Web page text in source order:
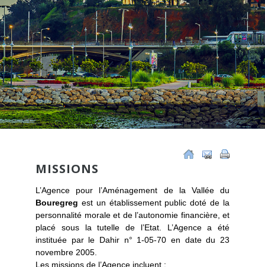
MISSIONS
L’Agence pour l’Aménagement de la Vallée du
Bouregreg est un établissement public doté de la
personnalité morale et de l’autonomie financière, et
placé sous la tutelle de l’Etat. L’Agence a été
instituée par le Dahir n° 1-05-70 en date du 23
novembre 2005.
Les missions de l’Agence incluent :